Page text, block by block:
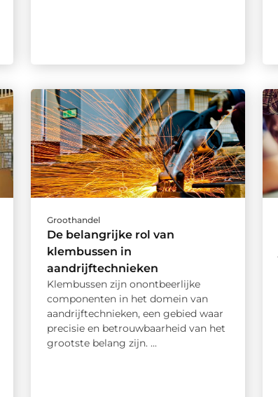
Groothandel
De belangrijke rol van
klembussen in
aandrijftechnieken
Klembussen zijn onontbeerlijke
componenten in het domein van
aandrijftechnieken, een gebied waar
precisie en betrouwbaarheid van het
grootste belang zijn. ...